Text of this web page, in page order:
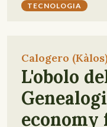
TECNOLOGIA
Calogero
L'obolo
economy